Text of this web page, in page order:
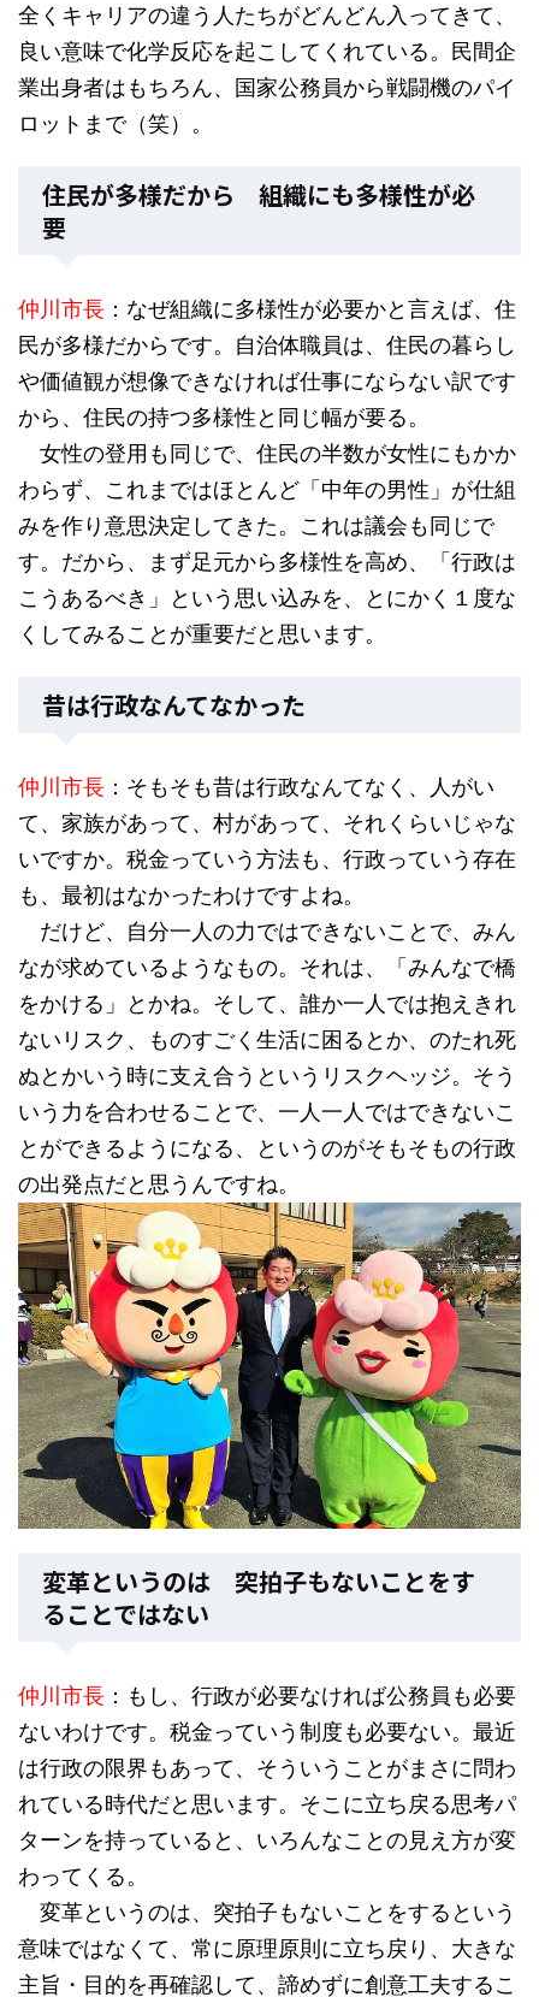
全くキャリアの違う人たちがどんどん入ってきて、
良い意味で化学反応を起こしてくれている。民間企
業出身者はもちろん、国家公務員から戦闘機のパイ
ロットまで（笑）。
住民が多様だから 組織にも多様性が必
要
仲川市長 ：なぜ組織に多様性が必要かと言えば、住
民が多様だからです。自治体職員は、住民の暮らし
や価値観が想像できなければ仕事にならない訳です
から、住民の持つ多様性と同じ幅が要る。
女性の登用も同じで、住民の半数が女性にもかか
わらず、これまではほとんど「中年の男性」が仕組
みを作り意思決定してきた。これは議会も同じで
す。だから、まず足元から多様性を高め、「行政は
こうあるべき」という思い込みを、とにかく１度な
くしてみることが重要だと思います。
昔は行政なんてなかった
仲川市長 ：そもそも昔は行政なんてなく、人がい
て、家族があって、村があって、それくらいじゃな
いですか。税金っていう方法も、行政っていう存在
も、最初はなかったわけですよね。
だけど、自分一人の力ではできないことで、みん
なが求めているようなもの。それは、「みんなで橋
をかける」とかね。そして、誰か一人では抱えきれ
ないリスク、ものすごく生活に困るとか、のたれ死
ぬとかいう時に支え合うというリスクヘッジ。そう
いう力を合わせることで、一人一人ではできないこ
とができるようになる、というのがそもそもの行政
の出発点だと思うんですね。
変革というのは 突拍子もないことをす
ることではない
仲川市長 ：もし、行政が必要なければ公務員も必要
ないわけです。税金っていう制度も必要ない。最近
は行政の限界もあって、そういうことがまさに問わ
れている時代だと思います。そこに立ち戻る思考パ
ターンを持っていると、いろんなことの見え方が変
わってくる。
変革というのは、突拍子もないことをするという
意味ではなくて、常に原理原則に立ち戻り、大きな
主旨・目的を再確認して、諦めずに創意工夫するこ